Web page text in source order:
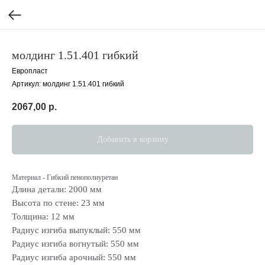
молдинг 1.51.401 гибкий
Европласт
Артикул: молдинг 1.51.401 гибкий
2067,00 р.
Добавить в корзину
Материал - Гибкий пенополиуретан
Длина детали: 2000 мм
Высота по стене: 23 мм
Толщина: 12 мм
Радиус изгиба выпуклый: 550 мм
Радиус изгиба вогнутый: 550 мм
Радиус изгиба арочный: 550 мм